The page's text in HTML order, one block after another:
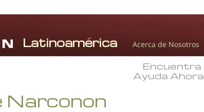
Acerca de Nosotros
Encuentra
Ayuda Ahora
Narconon